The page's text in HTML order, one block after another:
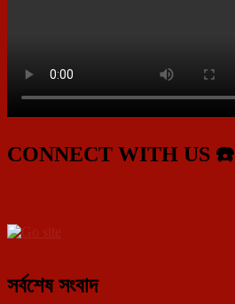
CONNECT WITH US ☎️
সর্বশেষ সংবাদ